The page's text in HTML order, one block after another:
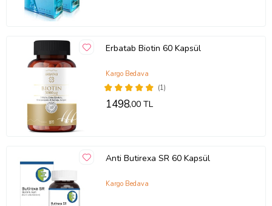
Erbatab Biotin 60 Kapsül
(1)
Kargo Bedava
1498,00 TL
Anti Butirexa SR 60 Kapsül
Kargo Bedava